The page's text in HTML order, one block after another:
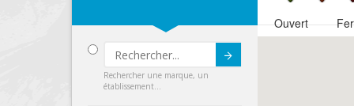
Submit
Rechercher une marque, un
établissement...
Ouvert